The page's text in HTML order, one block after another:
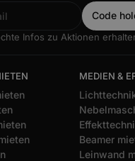
Infos zu Aktionen
MEDIEN &
Beamer
Leinwand